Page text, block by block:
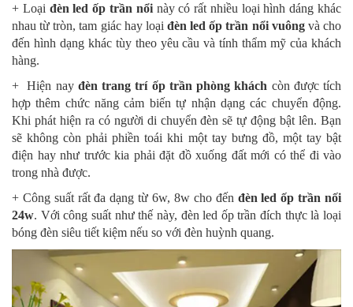
+ Loại đèn led ốp trần nổinày có rất nhiều loại hình dáng khác
nhau từ tròn, tam giác hay loại đèn led ốp trần nổi vuôngvà cho
đến hình dạng khác tùy theo yêu cầu và tính thẩm mỹ của khách
hàng.
+ Hiện nay đèn trang trí ốp trần phòng khách còn được tích
hợp thêm chức năng cảm biến tự nhận dạng các chuyển động.
Khi phát hiện ra có người di chuyển đèn sẽ tự động bật lên. Bạn
sẽ không còn phải phiền toái khi một tay bưng đồ, một tay bật
điện hay như trước kia phải đặt đồ xuống đất mới có thể đi vào
trong nhà được.
+ Công suất rất đa dạng từ 6w, 8w cho đến đèn led ốp trần nối
24w. Với công suất như thế này, đèn led ốp trần đích thực là loại
bóng đèn siêu tiết kiệm nếu so với đèn huỳnh quang.